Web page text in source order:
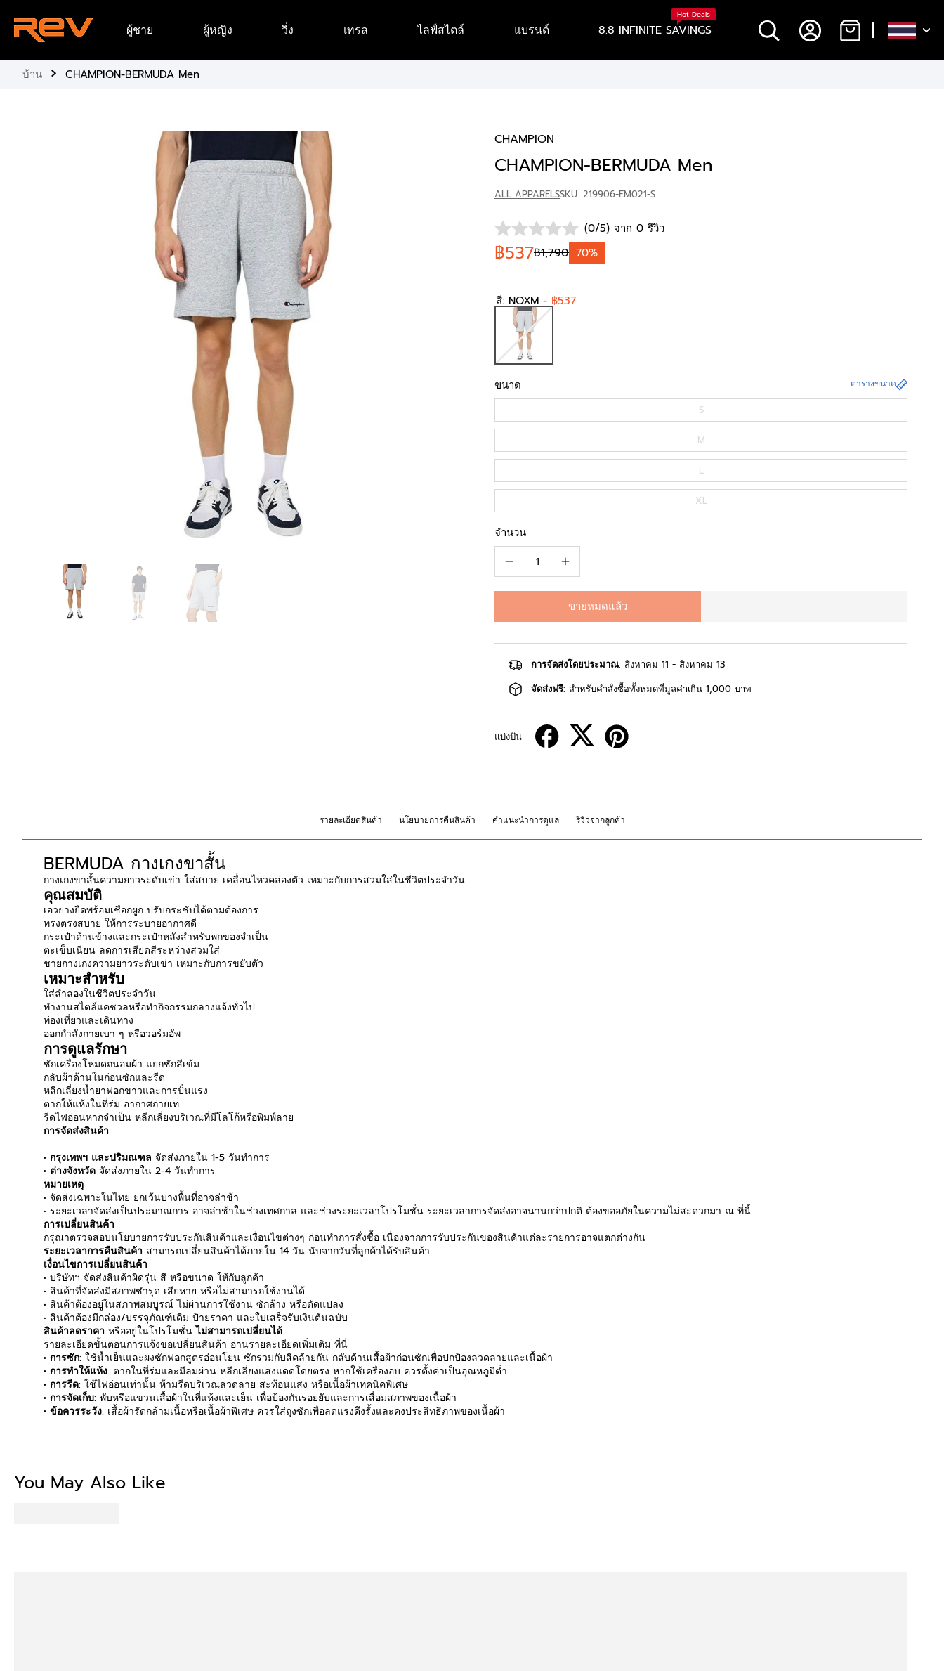
ข้าม
ไป
เนื้อหา
ผู้ชาย ผู้หญิง วิ่ง เทรล ไลฟ์สไตล์ แบรนด์ 8.8 INFINITE SAVINGS
Hot Deals
บ้าน › CHAMPION-BERMUDA Men
CHAMPION
CHAMPION-BERMUDA Men
ALL APPARELSSKU: 219906-EM021-S
(0/5) จาก 0 รีวิว
฿537฿1,790 70%
สี: NOXM - ฿537
ขนาด ตารางขนาด
S
M
L
XL
จำนวน
ขายหมดแล้ว
การจัดส่งโดยประมาณ: สิงหาคม 11 - สิงหาคม 13
จัดส่งฟรี: สำหรับคำสั่งซื้อทั้งหมดที่มูลค่าเกิน 1,000 บาท
แบ่งปัน
รายละเอียดสินค้า นโยบายการคืนสินค้า คำแนะนำการดูแล รีวิวจากลูกค้า
BERMUDA กางเกงขาสั้น
กางเกงขาสั้นความยาวระดับเข่า ใส่สบาย เคลื่อนไหวคล่องตัว เหมาะกับการสวมใส่ในชีวิตประจำวัน
คุณสมบัติ
เอวยางยืดพร้อมเชือกผูก ปรับกระชับได้ตามต้องการ
ทรงตรงสบาย ให้การระบายอากาศดี
กระเป๋าด้านข้างและกระเป๋าหลังสำหรับพกของจำเป็น
ตะเข็บเนียน ลดการเสียดสีระหว่างสวมใส่
ชายกางเกงความยาวระดับเข่า เหมาะกับการขยับตัว
เหมาะสำหรับ
ใส่ลำลองในชีวิตประจำวัน
ทำงานสไตล์แคชวลหรือทำกิจกรรมกลางแจ้งทั่วไป
ท่องเที่ยวและเดินทาง
ออกกำลังกายเบา ๆ หรือวอร์มอัพ
การดูแลรักษา
ซักเครื่องโหมดถนอมผ้า แยกซักสีเข้ม
กลับผ้าด้านในก่อนซักและรีด
หลีกเลี่ยงน้ำยาฟอกขาวและการปั่นแรง
ตากให้แห้งในที่ร่ม อากาศถ่ายเท
รีดไฟอ่อนหากจำเป็น หลีกเลี่ยงบริเวณที่มีโลโก้หรือพิมพ์ลาย
การจัดส่งสินค้า
• กรุงเทพฯ และปริมณฑล จัดส่งภายใน 1-5 วันทำการ
• ต่างจังหวัด จัดส่งภายใน 2-4 วันทำการ
หมายเหตุ
• จัดส่งเฉพาะในไทย ยกเว้นบางพื้นที่อาจล่าช้า
• ระยะเวลาจัดส่งเป็นประมาณการ อาจล่าช้าในช่วงเทศกาล และช่วงระยะเวลาโปรโมชั่น ระยะเวลาการจัดส่งอาจนานกว่าปกติ ต้องขออภัยในความไม่สะดวกมา ณ ที่นี้
การเปลี่ยนสินค้า
กรุณาตรวจสอบนโยบายการรับประกันสินค้าและเงื่อนไขต่างๆ ก่อนทำการสั่งซื้อ เนื่องจากการรับประกันของสินค้าแต่ละรายการอาจแตกต่างกัน
ระยะเวลาการคืนสินค้า สามารถเปลี่ยนสินค้าได้ภายใน 14 วัน นับจากวันที่ลูกค้าได้รับสินค้า
เงื่อนไขการเปลี่ยนสินค้า
• บริษัทฯ จัดส่งสินค้าผิดรุ่น สี หรือขนาด ให้กับลูกค้า
• สินค้าที่จัดส่งมีสภาพชำรุด เสียหาย หรือไม่สามารถใช้งานได้
• สินค้าต้องอยู่ในสภาพสมบูรณ์ ไม่ผ่านการใช้งาน ซักล้าง หรือดัดแปลง
• สินค้าต้องมีกล่อง/บรรจุภัณฑ์เดิม ป้ายราคา และใบเสร็จรับเงินต้นฉบับ
สินค้าลดราคา หรืออยู่ในโปรโมชั่นไม่สามารถเปลี่ยนได้
รายละเอียดขั้นตอนการแจ้งขอเปลี่ยนสินค้า อ่านรายละเอียดเพิ่มเติม ที่นี่
• การซัก: ใช้น้ำเย็นและผงซักฟอกสูตรอ่อนโยน ซักรวมกับสีคล้ายกัน กลับด้านเสื้อผ้าก่อนซักเพื่อปกป้องลวดลายและเนื้อผ้า
• การทำให้แห้ง: ตากในที่ร่มและมีลมผ่าน หลีกเลี่ยงแสงแดดโดยตรง หากใช้เครื่องอบ ควรตั้งค่าเป็นอุณหภูมิต่ำ
• การรีด: ใช้ไฟอ่อนเท่านั้น ห้ามรีดบริเวณลวดลาย สะท้อนแสง หรือเนื้อผ้าเทคนิคพิเศษ
• การจัดเก็บ: พับหรือแขวนเสื้อผ้าในที่แห้งและเย็น เพื่อป้องกันรอยยับและการเสื่อมสภาพของเนื้อผ้า
• ข้อควรระวัง: เสื้อผ้ารัดกล้ามเนื้อหรือเนื้อผ้าพิเศษ ควรใส่ถุงซักเพื่อลดแรงดึงรั้งและคงประสิทธิภาพของเนื้อผ้า
You May Also Like